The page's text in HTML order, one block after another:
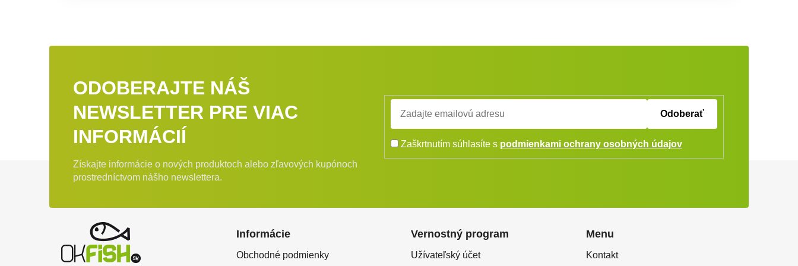
ODOBERAJTE NÁŠ
NEWSLETTER PRE VIAC
INFORMÁCIÍ
Získajte informácie o nových produktoch alebo zľavových kupónoch
prostredníctvom nášho newslettera.
Odoberať
Zaškrtnutím súhlasíte s podmienkami ochrany osobných údajov
Informácie
Obchodné podmienky
Vernostný program
Užívateľský účet
Menu
Kontakt